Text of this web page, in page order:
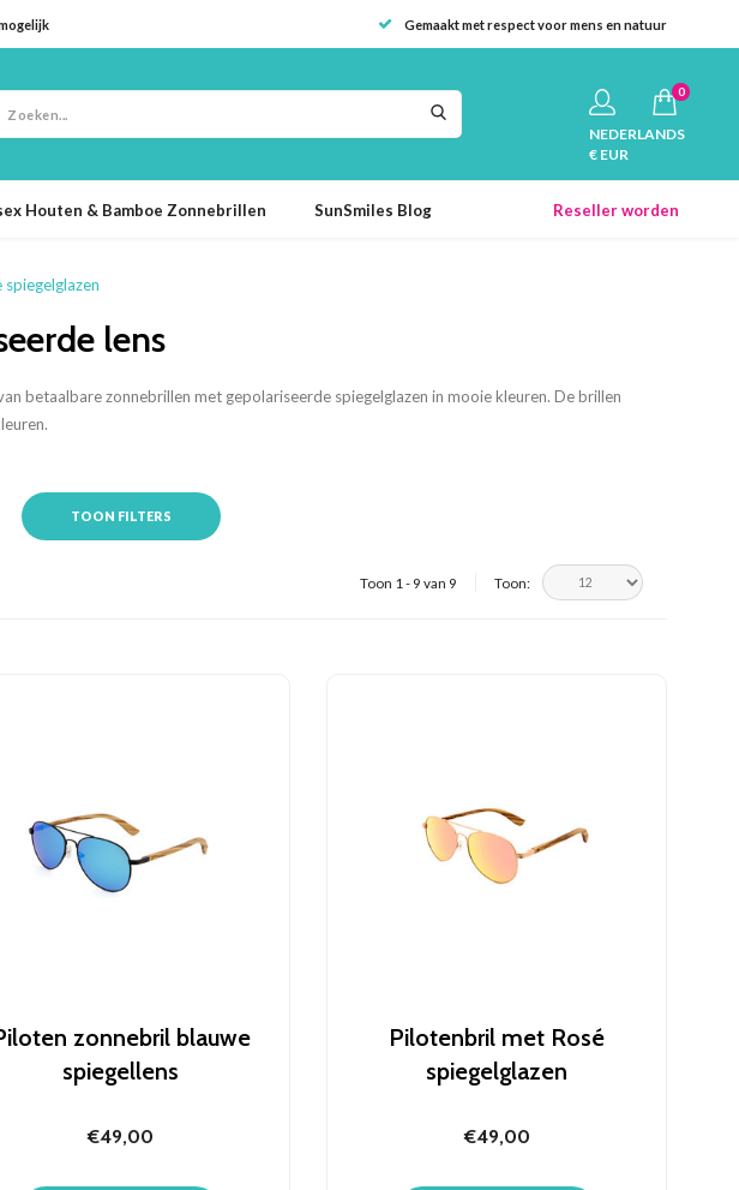
Gemaakt met respect voor mens en natuur
0
NEDERLANDS
€ EUR
Houten & Bamboe Zonnebrillen SunSmiles Blog Reseller worden
lens
betaalbare zonnebrillen met gepolariseerde spiegelglazen in mooie kleuren. De brillen
TOON FILTERS
Toon 1 - 9 van 9 Toon:
zonnebril blauwe
spiegellens
€49,00
Pilotenbril met Rosé
spiegelglazen
€49,00